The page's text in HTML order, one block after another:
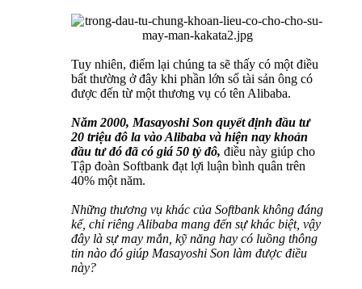
Tuy nhiên, điểm lại chúng ta sẽ thấy có một điều
bất thường ở đây khi phần lớn số tài sản ông có
được đến từ một thương vụ có tên Alibaba.
Năm 2000, Masayoshi Son quyết định đầu tư
20 triệu đô la vào Alibaba và hiện nay khoản
đầu tư đó đã có giá 50 tỷ đô, điều này giúp cho
Tập đoàn Softbank đạt lợi luận bình quân trên
40% một năm.
Những thương vụ khác của Softbank không đáng
kể, chỉ riêng Alibaba mang đến sự khác biệt, vậy
đây là sự may mắn, kỹ năng hay có luồng thông
tin nào đó giúp Masayoshi Son làm được điều
này?